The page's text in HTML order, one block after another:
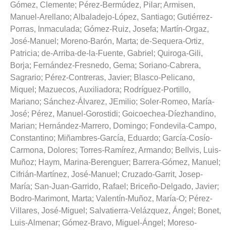
Gómez, Clemente; Pérez-Bermúdez, Pilar; Armisen,
Manuel-Arellano; Albaladejo-López, Santiago; Gutiérrez-
Porras, Inmaculada; Gómez-Ruiz, Josefa; Martín-Orgaz,
José-Manuel ; Moreno-Barón, Marta; de-Sequera-Ortiz,
Patricia; de-Arriba-de-la-Fuente, Gabriel ; Quiroga-Gili,
Borja; Fernández-Fresnedo, Gema; Soriano-Cabrera,
Sagrario; Pérez-Contreras, Javier; Blasco-Pelicano,
Miquel ; Mazuecos, Auxiliadora; Rodríguez-Portillo,
Mariano; Sánchez-Álvarez, JEmilio; Soler-Romeo, María-
José; Pérez, Manuel-Gorostidi; Goicoechea-Díezhandino,
Marian; Hernández-Marrero, Domingo; Fondevila-Campo,
Constantino; Miñambres-García, Eduardo; García-Cosío-
Carmona, Dolores; Torres-Ramírez, Armando; Bellvis, Luis-
Muñoz; Haym, Marina-Berenguer; Barrera-Gómez, Manuel ;
Cifrián-Martínez, José-Manuel ; Cruzado-Garrit, Josep-
María; San-Juan-Garrido, Rafael ; Briceño-Delgado, Javier;
Bodro-Marimont, Marta; Valentín-Muñoz, María-O; Pérez-
Villares, José-Miguel ; Salvatierra-Velázquez, Ángel ; Bonet,
Luis-Almenar; Gómez-Bravo, Miguel-Ángel ; Moreso-